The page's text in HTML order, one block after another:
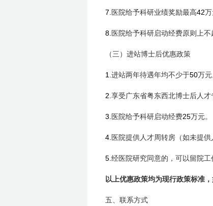
7. 医院给予科研业绩奖励最高42万
8. 医院给予科研启动经费原则上不
（三）进站博士后优惠政策
1. 进站两年待遇年均不少于50万元
2. 享受广东省粤东西北博士后人才
3. 医院给予科研启动经费25万元。
4. 医院提供人才周转房（如未提
5. 经医院研究同意的，可以留院
以上优惠政策均为现行政策标准
五、联系方式